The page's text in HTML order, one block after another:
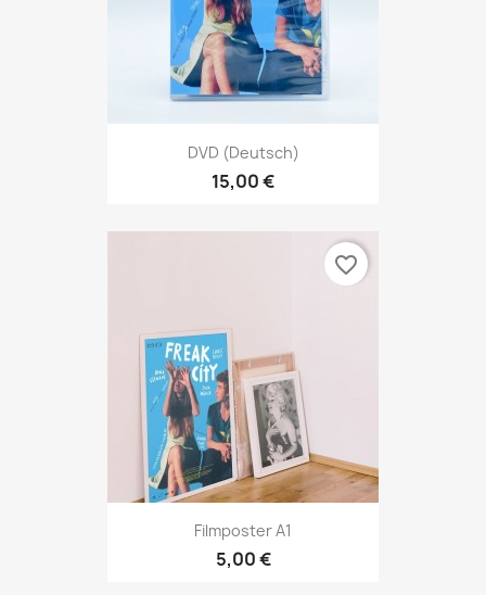
DVD (deutsch)
15,00 €
Filmposter A1
5,00 €
favorite_border